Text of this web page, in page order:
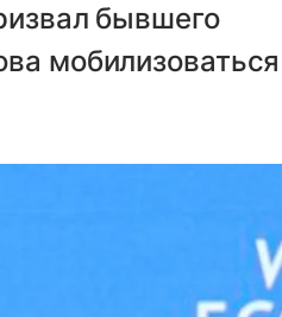
бывшего
мобилизоваться